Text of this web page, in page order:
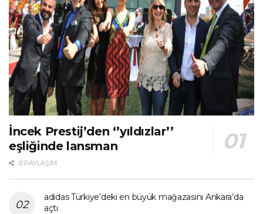
İncek Prestij’den ‘’yıldızlar’’
eşliğinde lansman
0 PAYLAŞIM
adidas Türkiye’deki en büyük mağazasını Ankara’da
açtı